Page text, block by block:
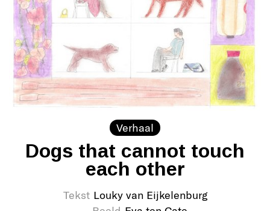
Verhaal
Dogs that cannot touch
each other
Tekst Louky van Eijkelenburg